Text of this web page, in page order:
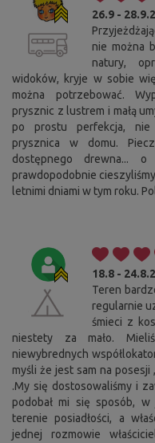
26.9 -
nie można
natury,
widoków, kryje w sobie
można potrzebować.
prysznic z lustrem i małą
po prostu perfekcja, nie
prysznica w domu.
dostępnego
prawdopodobnie
letnimi dniami w tym roku.
18.8 -
Teren
regularnie
śmieci z
niestety za mało.
niewybrednych
myśli że jest sam na
.My się dostosowaliśmy i
podobał mi się sposób,
terenie posiadłości, a
jednej rozmowie